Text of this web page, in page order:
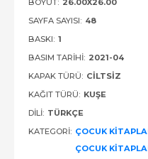
BOYUT: 26.00X26.00
SAYFA SAYISI: 48
BASKI: 1
BASIM TARIHI: 2021-04
KAPAK TÜRÜ: CILTSIZ
KAĞIT TÜRÜ: KUŞE
DILI: TÜRKÇE
KATEGORI: ÇOCUK
ÇOCUK